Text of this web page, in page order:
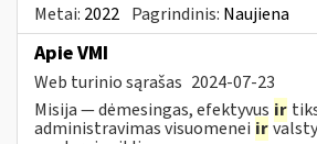
Metai: 2022 Pagrindinis: Naujiena
Apie VMI
Web turinio sąrašas 2024-07-23
Misija — dėmesingas, efektyvus ir
administravimas visuomenei ir